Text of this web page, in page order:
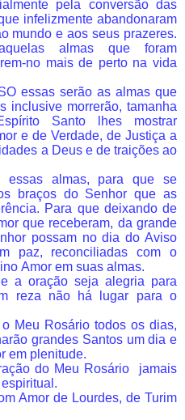
pela conversão das
infelizmente abandonaram
mundo e aos seus prazeres.
almas que foram
no mais de perto na vida
essas serão as almas que
inclusive morrerão, tamanha
Santo lhes mostrar
e de Verdade, de Justiça a
a Deus e de traições ao
essas almas, para que se
braços do Senhor que as
Para que deixando de
que receberam, da grande
possam no dia do Aviso
paz, reconciliadas com o
Amor em suas almas.
a oração seja alegria para
reza não há lugar para o
Meu Rosário todos os dias,
grandes Santos um dia e
em plenitude.
do Meu Rosário jamais
Amor de Lourdes, de Turim